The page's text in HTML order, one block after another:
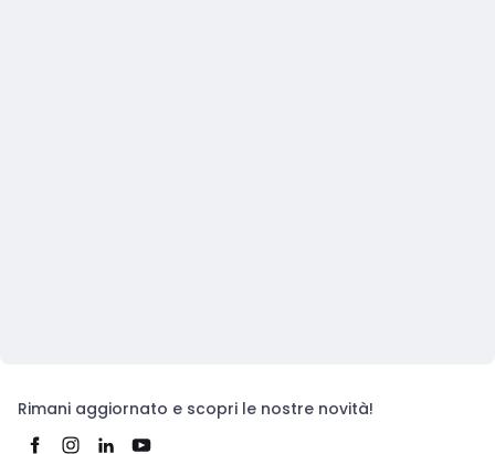
Rimani aggiornato e scopri le nostre novità!